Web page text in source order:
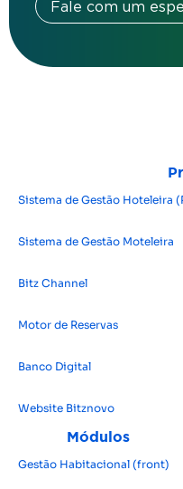
Fale com um
Sistema de Gestão Hoteleira
Sistema de Gestão Moteleira
Bitz Channel
Motor de Reservas
Banco Digital
Website Bitznovo
Módulos
Gestão Habitacional (front)